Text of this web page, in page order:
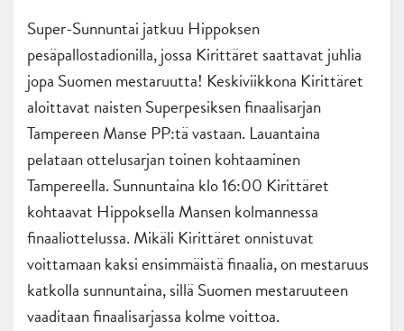
Super-Sunnuntai jatkuu Hippoksen
pesäpallostadionilla, jossa Kirittäret saattavat juhlia
jopa Suomen mestaruutta! Keskiviikkona Kirittäret
aloittavat naisten Superpesiksen finaalisarjan
Tampereen Manse PP:tä vastaan. Lauantaina
pelataan ottelusarjan toinen kohtaaminen
Tampereella. Sunnuntaina klo 16:00 Kirittäret
kohtaavat Hippoksella Mansen kolmannessa
finaaliottelussa. Mikäli Kirittäret onnistuvat
voittamaan kaksi ensimmäistä finaalia, on mestaruus
katkolla sunnuntaina, sillä Suomen mestaruuteen
vaaditaan finaalisarjassa kolme voittoa.